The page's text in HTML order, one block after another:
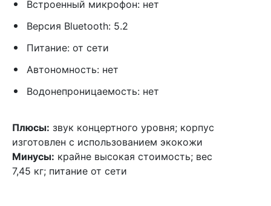
Встроенный микрофон: нет
Версия Bluetooth: 5.2
Питание: от сети
Автономность: нет
Водонепроницаемость: нет
Плюсы: звук концертного уровня; корпус
изготовлен с использованием экокожи
Минусы: крайне высокая стоимость; вес
7,45 кг; питание от сети